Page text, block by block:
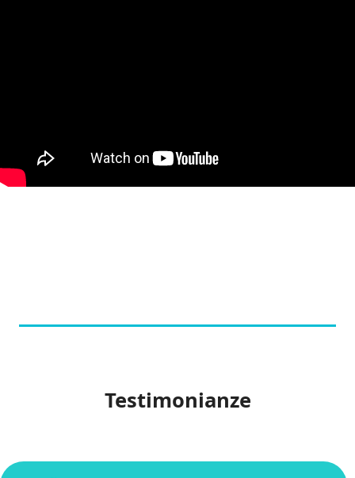
Testimonianze